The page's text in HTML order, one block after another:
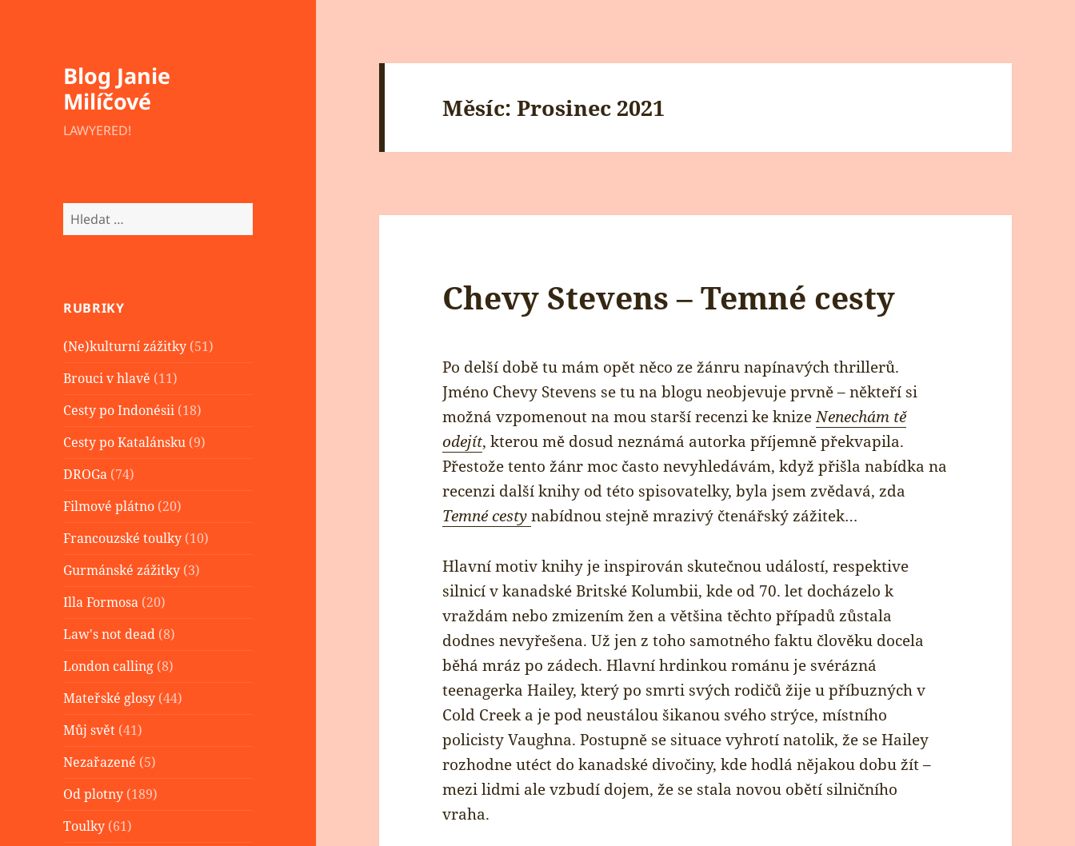
Blog Janie
Milíčové
LAWYERED!
Vyhledávání
RUBRIKY
(Ne)kulturní zážitky (51)
Brouci v hlavě (11)
Cesty po Indonésii (18)
Cesty po Katalánsku (9)
DROGa (74)
Filmové plátno (20)
Francouzské toulky (10)
Gurmánské zážitky (3)
Illa Formosa (20)
Law's not dead (8)
London calling (8)
Mateřské glosy (44)
Můj svět (41)
Nezařazené (5)
Od plotny (189)
Toulky (61)
Měsíc:Prosinec 2021
Chevy Stevens – Temné cesty
Po delší době tu mám opět něco ze žánru napínavých thrillerů.
Jméno Chevy Stevens se tu na blogu neobjevuje prvně – někteří si
možná vzpomenout na mou starší recenzi ke knizeNenechám tě
odejít, kterou mě dosud neznámá autorka příjemně překvapila.
Přestože tento žánr moc často nevyhledávám, když přišla nabídka na
recenzi další knihy od této spisovatelky, byla jsem zvědavá, zda
Temné cesty nabídnou stejně mrazivý čtenářský zážitek…
Hlavní motiv knihy je inspirován skutečnou událostí, respektive
silnicí v kanadské Britské Kolumbii, kde od 70. let docházelo k
vraždám nebo zmizením žen a většina těchto případů zůstala
dodnes nevyřešena. Už jen z toho samotného faktu člověku docela
běhá mráz po zádech. Hlavní hrdinkou románu je svérázná
teenagerka Hailey, který po smrti svých rodičů žije u příbuzných v
Cold Creek a je pod neustálou šikanou svého strýce, místního
policisty Vaughna. Postupně se situace vyhrotí natolik, že se Hailey
rozhodne utéct do kanadské divočiny, kde hodlá nějakou dobu žít –
mezi lidmi ale vzbudí dojem, že se stala novou obětí silničního
vraha.